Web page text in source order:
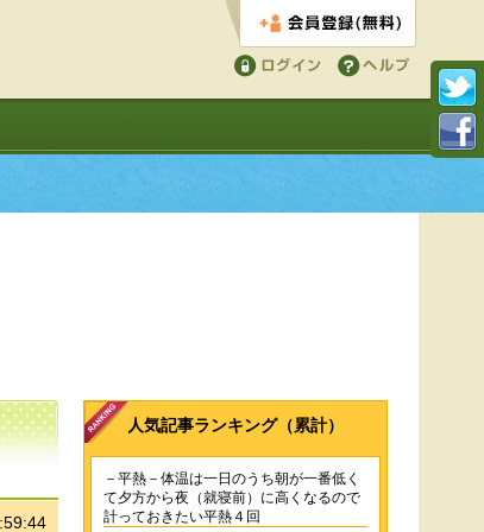
会員登録する
人気記事ランキング（累計）
－平熱－体温は一日のうち朝が一番低く
て夕方から夜（就寝前）に高くなるので
計っておきたい平熱４回